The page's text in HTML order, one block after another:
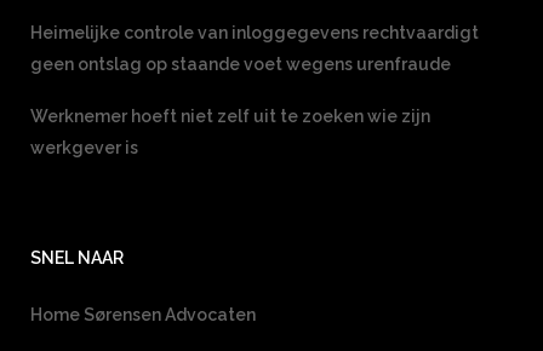
Heimelijke controle van inloggegevens rechtvaardigt
geen ontslag op staande voet wegens urenfraude
Werknemer hoeft niet zelf uit te zoeken wie zijn
werkgever is
SNEL NAAR
Home Sørensen Advocaten